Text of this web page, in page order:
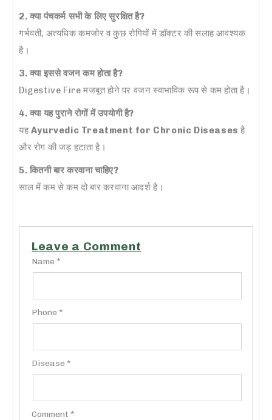
2. क्या पंचकर्म सभी के लिए सुरक्षित है?
गर्भवती, अत्यधिक कमजोर व कुछ रोगियों में डॉक्टर की सलाह आवश्यक
है।
3. क्या इससे वजन कम होता है?
Digestive Fire मजबूत होने पर वजन स्वाभाविक रूप से कम होता है।
4. क्या यह पुराने रोगों में उपयोगी है?
यहAyurvedic Treatment for Chronic Diseases है
और रोग की जड़ हटाता है।
5. कितनी बार करवाना चाहिए?
साल में कम से कम दो बार करवाना आदर्श है।
Leave a Comment
Name *
Phone *
Disease *
Comment *